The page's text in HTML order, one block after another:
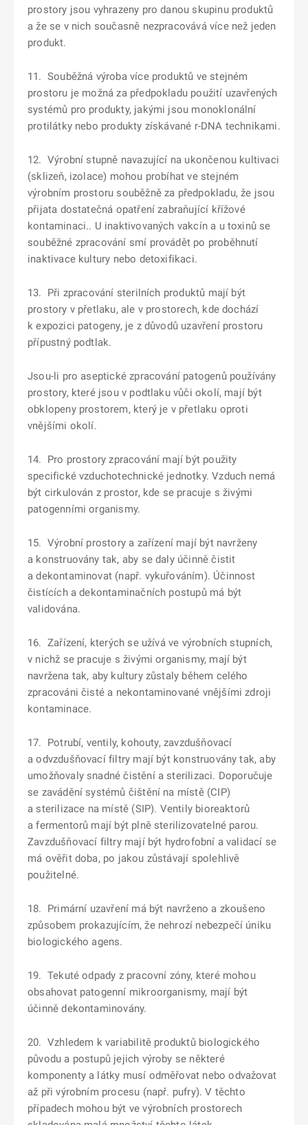
prostory jsou vyhrazeny pro danou skupinu produktů
a že se v nich současně nezpracovává více než jeden
produkt.
11. Souběžná výroba více produktů ve stejném
prostoru je možná za předpokladu použití uzavřených
systémů pro produkty, jakými jsou monoklonální
protilátky nebo produkty získávané r-DNA technikami.
12. Výrobní stupně navazující na ukončenou kultivaci
(sklizeň, izolace) mohou probíhat ve stejném
výrobním prostoru souběžně za předpokladu, že jsou
přijata dostatečná opatření zabraňující křížové
kontaminaci.. U inaktivovaných vakcín a u toxinů se
souběžné zpracování smí provádět po proběhnutí
inaktivace kultury nebo detoxifikaci.
13. Při zpracování sterilních produktů mají být
prostory v přetlaku, ale v prostorech, kde dochází
k expozici patogeny, je z důvodů uzavření prostoru
přípustný podtlak.
Jsou-li pro aseptické zpracování patogenů používány
prostory, které jsou v podtlaku vůči okolí, mají být
obklopeny prostorem, který je v přetlaku oproti
vnějšími okolí.
14. Pro prostory zpracování mají být použity
specifické vzduchotechnické jednotky. Vzduch nemá
být cirkulován z prostor, kde se pracuje s živými
patogenními organismy.
15. Výrobní prostory a zařízení mají být navrženy
a konstruovány tak, aby se daly účinně čistit
a dekontaminovat (např. vykuřováním). Účinnost
čistících a dekontaminačních postupů má být
validována.
16. Zařízení, kterých se užívá ve výrobních stupních,
v nichž se pracuje s živými organismy, mají být
navržena tak, aby kultury zůstaly během celého
zpracováni čisté a nekontaminované vnějšími zdroji
kontaminace.
17. Potrubí, ventily, kohouty, zavzdušňovací
a odvzdušňovací filtry mají být konstruovány tak, aby
umožňovaly snadné čistění a sterilizaci. Doporučuje
se zavádění systémů čištění na místě (CIP)
a sterilizace na místě (SIP). Ventily bioreaktorů
a fermentorů mají být plně sterilizovatelné parou.
Zavzdušňovací filtry mají být hydrofobní a validací se
má ověřit doba, po jakou zůstávají spolehlivě
použitelné.
18. Primární uzavření má být navrženo a zkoušeno
způsobem prokazujícím, že nehrozí nebezpečí úniku
biologického agens.
19. Tekuté odpady z pracovní zóny, které mohou
obsahovat patogenní mikroorganismy, mají být
účinně dekontaminovány.
20. Vzhledem k variabilitě produktů biologického
původu a postupů jejich výroby se některé
komponenty a látky musí odměřovat nebo odvažovat
až při výrobním procesu (např. pufry). V těchto
případech mohou být ve výrobních prostorech